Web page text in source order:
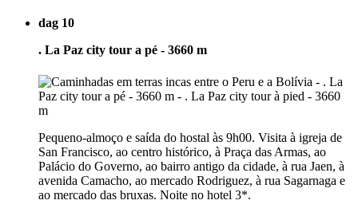
dag 10
. La Paz city tour a pé - 3660 m
Pequeno-almoço e saída do hostal às 9h00. Visita à igreja de
San Francisco, ao centro histórico, à Praça das Armas, ao
Palácio do Governo, ao bairro antigo da cidade, à rua Jaen, à
avenida Camacho, ao mercado Rodriguez, à rua Sagarnaga e
ao mercado das bruxas. Noite no hotel 3*.